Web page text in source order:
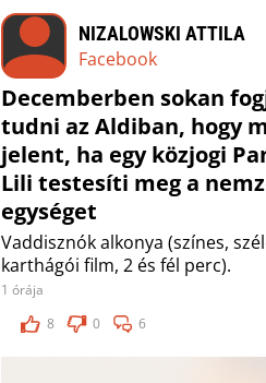
NIZALOWSKI ATTILA
Facebook
Decemberben sokan
tudni az Aldiban, hogy
jelent, ha egy közjogi
Lili testesíti meg a
egységet
Vaddisznók alkonya (színes,
karthágói film, 2 és fél perc).
1 órája
8
0 6